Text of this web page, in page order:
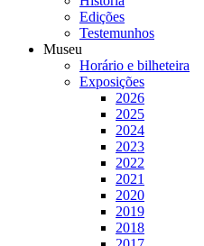
Edições
Testemunhos
Museu
Horário e bilheteira
Exposições
2026
2025
2024
2023
2022
2021
2020
2019
2018